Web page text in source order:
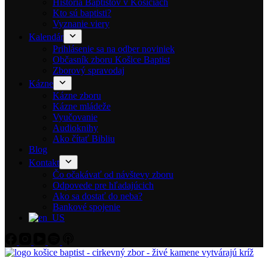
História Baptistov v Košiciach
Kto sú baptisti?
Vyznanie viery
Kalendár
Prihlásenie sa na odber noviniek
Občasník zboru Košice Baptist
Zborový spravodaj
Kázne
Kázne zboru
Kázne mládeže
Vyučovanie
Audioknihy
Ako čítať Bibliu
Blog
Kontakt
Čo očakávať od návštevy zboru
Odpovede pre hľadajúcich
Ako sa dostať do neba?
Bankové spojenie